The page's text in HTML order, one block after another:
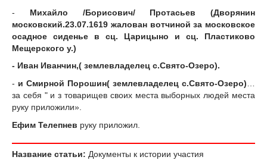
- Михайло /Борисович/ Протасьев (Дворянин
московский.23.07.1619 жалован вотчиной за московское
осадное сиденье в сц. Царицыно и сц. Пластиково
Мещерского у.)
- Иван Иванчин,( землевладелец с.Свято-Озеро).
- и Смирной Порошин( землевладелец с.Свято-Озеро)
за себя " и з товарищев своих места выборных людей места
руку приложили».
Ефим Телепнев руку приложил.
Название статьи: Документы к истории участия